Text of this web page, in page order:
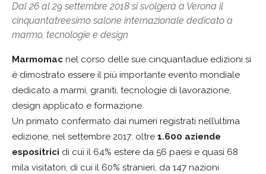
Dal 26 al 29 settembre 2018 si svolgerà a Verona il
cinquantatreesimo salone internazionale dedicato a
marmo, tecnologie e design
Marmomac nel corso delle sue cinquantadue edizioni si
è dimostrato essere il più importante evento mondiale
dedicato a marmi, graniti, tecnologie di lavorazione,
design applicato e formazione.
Un primato confermato dai numeri registrati nell’ultima
edizione, nel settembre 2017: oltre 1.600 aziende
espositrici di cui il 64% estere da 56 paesi e quasi 68
mila visitatori, di cui il 60% stranieri, da 147 nazioni